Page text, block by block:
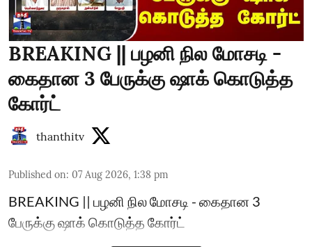
BREAKING || பழனி நில மோசடி -
கைதான 3 பேருக்கு ஷாக் கொடுத்த
கோர்ட்
thanthitv
Published on: 07 Aug 2026, 1:38 pm
BREAKING || பழனி நில மோசடி - கைதான 3
பேருக்கு ஷாக் கொடுத்த கோர்ட்